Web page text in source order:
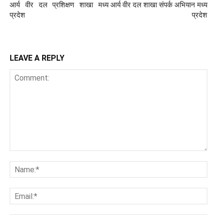
आर्य वीर दल प्रशिक्षण शाखा मध्य
प्रदेश
आर्य वीर दल शाखा संपर्क अभियान मध्य
प्रदेश
LEAVE A REPLY